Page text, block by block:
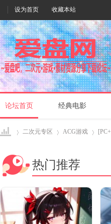
设为首页 收藏本站
论坛首页 经典电影
爱盘›
二次元专区
›
ACG游戏
›
热门推荐